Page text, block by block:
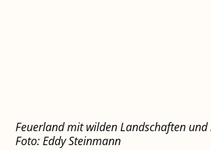
Feuerland mit wilden Landschaften und
Foto: Eddy Steinmann